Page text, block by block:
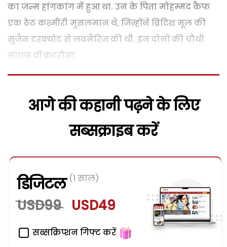
का जन्म हांगकांग में हुआ था. उन के पिता मोहम्मद कैफ
एक ठेठ कश्मीरी मुसलमान थे, जिन्होंने ब्रिटिश मूल की
सुजैन टरक्योट से लवमैरिज की थी. इन दोनों की चौथी
संतान थीं कटरीना.
आगे की कहानी पढ़ने के लिए
सब्सक्राइब करें
डिजिटल (1 साल)
USD99 USD49
सब्सक्रिप्शन गिफ्ट करें